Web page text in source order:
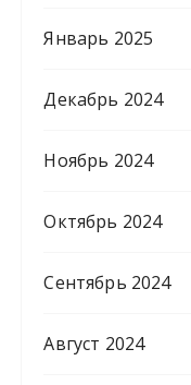
Январь 2025
Декабрь 2024
Ноябрь 2024
Октябрь 2024
Сентябрь 2024
Август 2024